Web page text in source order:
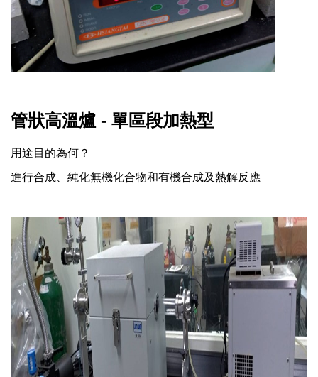
管狀高溫爐 - 單區段加熱型
用途目的為何？
進行合成、純化無機化合物和有機合成及熱解反應